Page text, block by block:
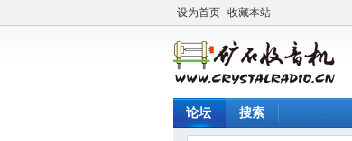
设为首页 收藏本站
论坛 搜索